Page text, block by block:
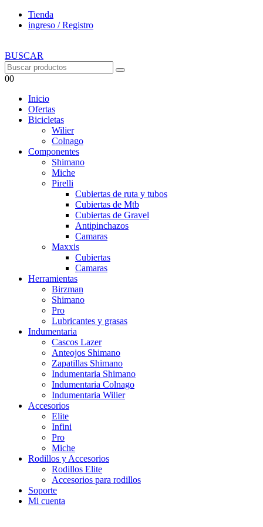
Tienda
ingreso / Registro
BUSCAR
00
Inicio
Ofertas
Bicicletas
Wilier
Colnago
Componentes
Shimano
Miche
Pirelli
Cubiertas de ruta y tubos
Cubiertas de Mtb
Cubiertas de Gravel
Antipinchazos
Camaras
Maxxis
Cubiertas
Camaras
Herramientas
Birzman
Shimano
Pro
Lubricantes y grasas
Indumentaria
Cascos Lazer
Anteojos Shimano
Zapatillas Shimano
Indumentaria Shimano
Indumentaria Colnago
Indumentaria Wilier
Accesorios
Elite
Infini
Pro
Miche
Rodillos y Accesorios
Rodillos Elite
Accesorios para rodillos
Soporte
Mi cuenta